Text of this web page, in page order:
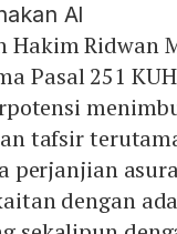
AI
Ridwan
Pasal 251
tafsir
perjanjian
dengan